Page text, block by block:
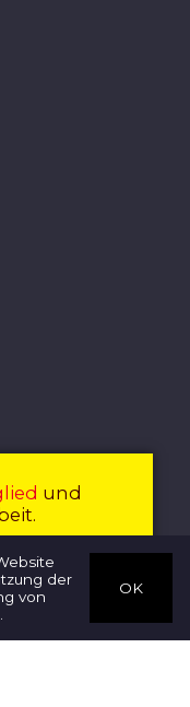
Thérapeutes
und
Fermer
der
von
OK